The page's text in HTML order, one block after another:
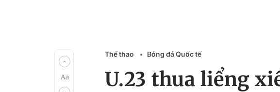
Thể thao Bóng đá Quốc tế
U.23 thua liểng